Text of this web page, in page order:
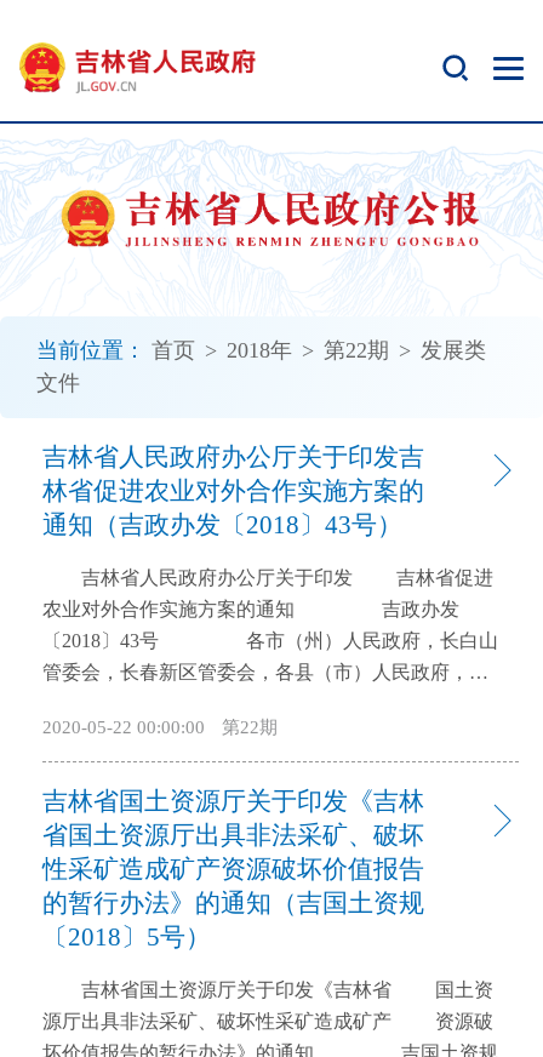
当前位置： 首页 > 2018年 > 第22期 > 发展类
文件
吉林省人民政府办公厅关于印发吉
林省促进农业对外合作实施方案的
通知（吉政办发〔2018〕43号）
吉林省人民政府办公厅关于印发 吉林省促进
农业对外合作实施方案的通知 吉政办发
〔2018〕43号 各市（州）人民政府，长白山
管委会，长春新区管委会，各县（市）人民政府，省
对外合作实施方案》已经省政府同意，现印发给你
们，请认真贯彻落实。 吉林省人民政府办公
厅 2018年11月13日 吉林省促进农业对
外合作实施方案 促进农业对外合作是深入实
施乡村振兴战略，加快农业农村现代化建设的重要战
略举措，是深化农业供给侧结构性改革，如期完成率
先实现农业现代化目标，拓展农业发展空间，振兴吉
林老工业基地的内在要求，是在全面融入“一带一路”
建设中，构建新的农业开放合作格局，提高农业资源
配置能力、提高农业竞争力的战略举措。随着我省融
入“一带一路”建设的不断深入，农业对外合作日趋深
2020-05-22 00:00:00 第22期
吉林省国土资源厅关于印发《吉林
省国土资源厅出具非法采矿、破坏
性采矿造成矿产资源破坏价值报告
的暂行办法》的通知（吉国土资规
〔2018〕5号）
吉林省国土资源厅关于印发《吉林省 国土资
源厅出具非法采矿、破坏性采矿造成矿产 资源破
坏价值报告的暂行办法》的通知 吉国土资规
开
无
障
碍
说
明